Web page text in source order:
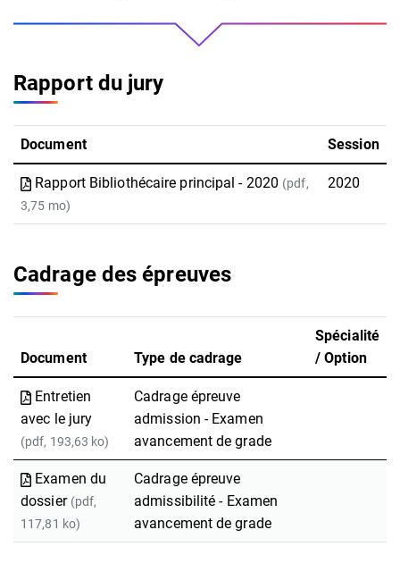
Rapport du jury
Document Session
Rapport Bibliothécaire principal - 2020 (pdf,
3,75 mo)
2020
Cadrage des épreuves
Document Type de cadrage
Spécialité
/ Option
Entretien
avec le jury
(pdf, 193,63 ko)
Cadrage épreuve
admission - Examen
avancement de grade
Examen du
dossier (pdf,
117,81 ko)
Cadrage épreuve
admissibilité - Examen
avancement de grade